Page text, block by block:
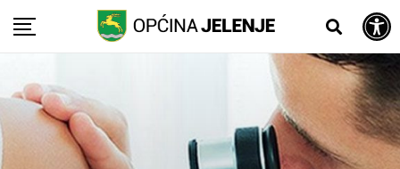
Open toolbar
Skip
content